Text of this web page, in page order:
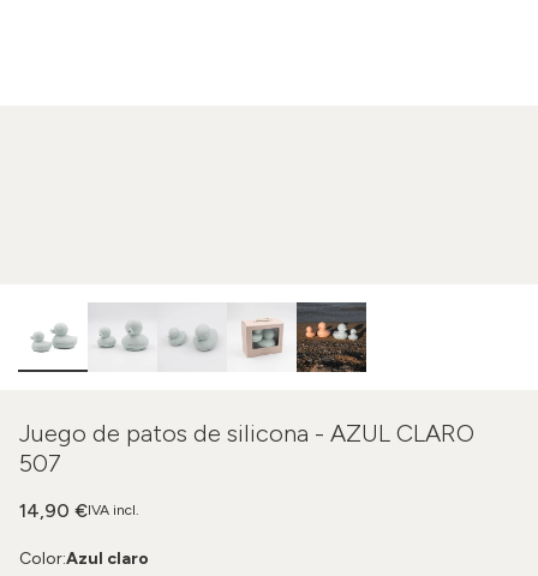
Juego de patos de silicona - AZUL CLARO
507
IVA incl.
14,90 €
Color:Azul claro